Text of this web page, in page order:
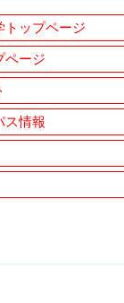
トップページ
ページ
ス情報